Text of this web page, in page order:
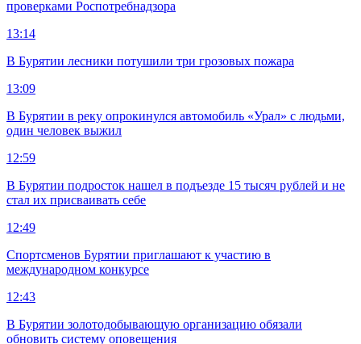
проверками Роспотребнадзора
13:14
В Бурятии лесники потушили три грозовых пожара
13:09
В Бурятии в реку опрокинулся автомобиль «Урал» с людьми,
один человек выжил
12:59
В Бурятии подросток нашел в подъезде 15 тысяч рублей и не
стал их присваивать себе
12:49
Спортсменов Бурятии приглашают к участию в
международном конкурсе
12:43
В Бурятии золотодобывающую организацию обязали
обновить систему оповещения